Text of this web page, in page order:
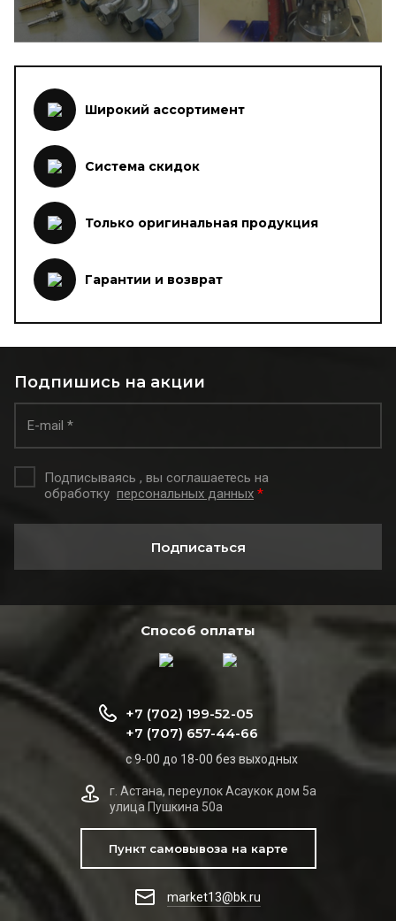
Широкий ассортимент
Система скидок
Только оригинальная продукция
Гарантии и возврат
Подпишись на акции
Подписываясь , вы соглашаетесь на
обработку персональных данных *
Подписаться
Способ оплаты
+7 (702) 199-52-05
+7 (707) 657-44-66
с 9-00 до 18-00 без выходных
г. Астана, переулок Асаукок дом 5а
улица Пушкина 50а
Пункт самовывоза на карте
market13@bk.ru